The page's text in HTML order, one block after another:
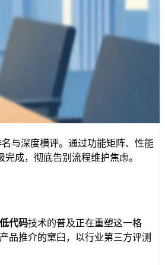
与深度横评。通过功能矩阵、性能
成，彻底告别流程维护焦虑。
低代码技术的普及正在重塑这一格
品推介的窠臼，以行业第三方评测